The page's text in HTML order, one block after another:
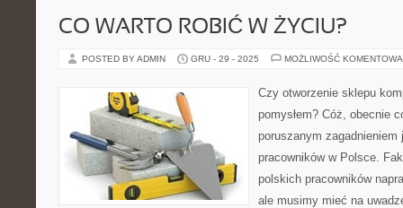
CO WARTO ROBIĆ W ŻYCIU?
POSTED BY ADMIN GRU - 29 - 2025 MOŻLIWOŚĆ
Czy otworzenie sklepu
pomysłem? Cóż, obecnie
poruszanym
pracowników w Polsce.
polskich pracowników
ale musimy mieć na